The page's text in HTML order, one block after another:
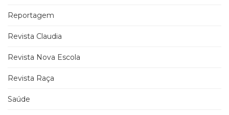
Reportagem
Revista Claudia
Revista Nova Escola
Revista Raça
Saúde